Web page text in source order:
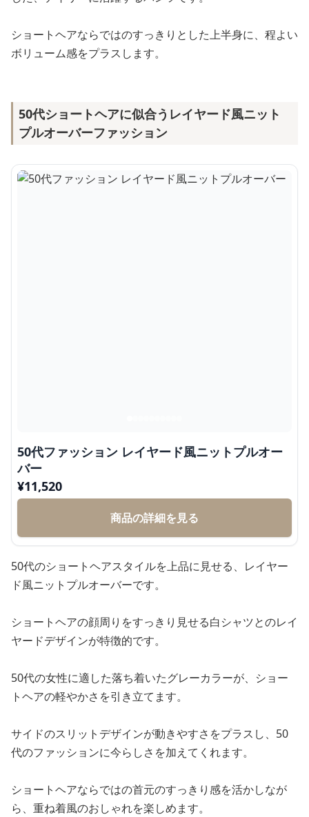
ショートヘアならではのすっきりとした上半身に、程よい
ボリューム感をプラスします。
50代ショートヘアに似合うレイヤード風ニット
プルオーバーファッション
50代ファッション レイヤード風ニットプルオー
バー
¥11,520
商品の詳細を見る
50代のショートヘアスタイルを上品に見せる、レイヤー
ド風ニットプルオーバーです。
ショートヘアの顔周りをすっきり見せる白シャツとのレイ
ヤードデザインが特徴的です。
50代の女性に適した落ち着いたグレーカラーが、ショー
トヘアの軽やかさを引き立てます。
サイドのスリットデザインが動きやすさをプラスし、50
代のファッションに今らしさを加えてくれます。
ショートヘアならではの首元のすっきり感を活かしなが
ら、重ね着風のおしゃれを楽しめます。